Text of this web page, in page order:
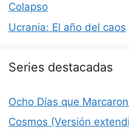
Colapso
Ucrania: El año del caos
Series destacadas
Ocho Días que
Cosmos (Versión